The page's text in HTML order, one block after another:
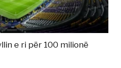
e ri për 100 milionë